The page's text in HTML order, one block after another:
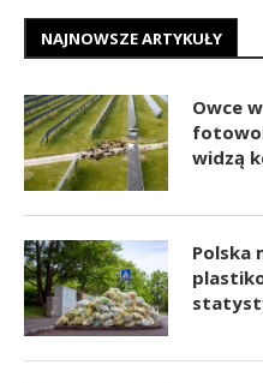
NAJNOWSZE ARTYKUŁY
Owce
widzą
Polska